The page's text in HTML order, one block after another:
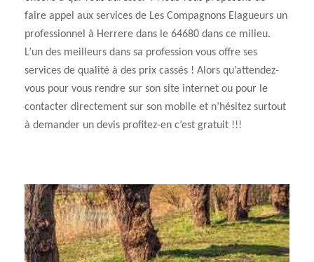
faire appel aux services de Les Compagnons Elagueurs un
professionnel à Herrere dans le 64680 dans ce milieu.
L’un des meilleurs dans sa profession vous offre ses
services de qualité à des prix cassés ! Alors qu’attendez-
vous pour vous rendre sur son site internet ou pour le
contacter directement sur son mobile et n’hésitez surtout
à demander un devis profitez-en c’est gratuit !!!